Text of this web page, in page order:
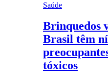
Saúde
Brinquedos
Brasil têm
tóxicos